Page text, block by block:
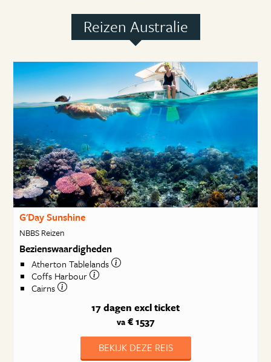
Reizen Australie
G'Day Sunshine
NBBS Reizen
Bezienswaardigheden
Atherton Tablelands
Coffs Harbour
Cairns
17 dagen excl ticket
va€ 1537
BEKIJK DEZE REIS